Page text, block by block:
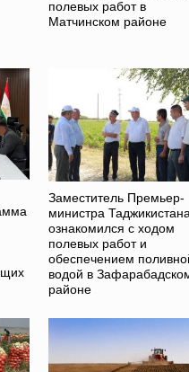
полевых работ в
Матчинском районе
Заместитель Премьер-
министра Таджикистана
ознакомился с ходом
полевых работ и
обеспечением
водой в
районе